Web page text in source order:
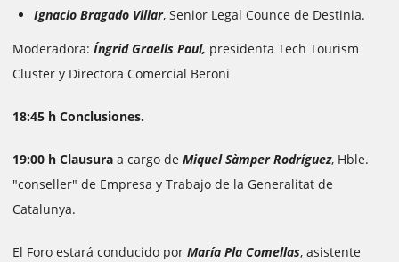
Ignacio Bragado Villar, Senior Legal Counce de Destinia.
Moderadora: Íngrid Graells Paul, presidenta Tech Tourism
Cluster y Directora Comercial Beroni
18:45 h Conclusiones.
19:00 h Clausura a cargo de Miquel Sàmper Rodríguez, Hble.
"conseller" de Empresa y Trabajo de la Generalitat de
Catalunya.
El Foro estará conducido por María Pla Comellas, asistente